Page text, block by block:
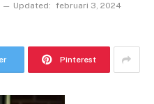
Updated: februari 3, 2024
Pinterest